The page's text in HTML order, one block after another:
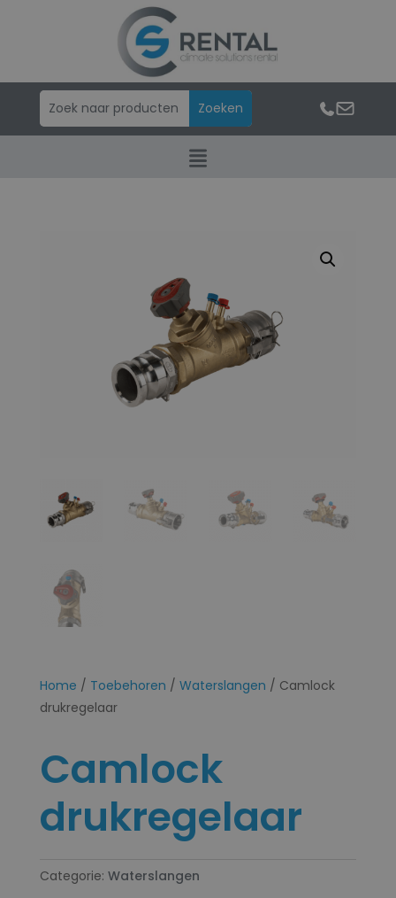
Home / Toebehoren / Waterslangen / Camlock
drukregelaar
Camlock
drukregelaar
Categorie: Waterslangen